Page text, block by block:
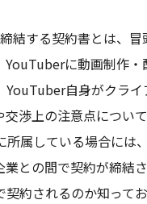
結する契約書とは、
に動画制作
YouTuber自身がクラ
渉上の注意点につい
属している場合には
との間で契約が締結
約されるのか知って